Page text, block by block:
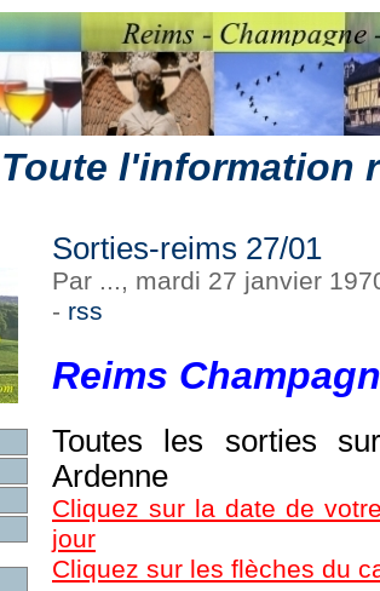
l'information
Sorties-reims 27/01
Par ..., mardi 27 janvier
- rss
Reims
Toutes les sorties
Ardenne
Cliquez sur la date de
jour
Cliquez sur les flèches du